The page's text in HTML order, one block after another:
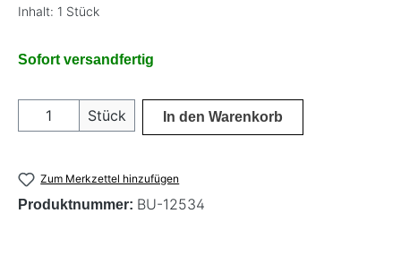
Inhalt: 1 Stück
Sofort versandfertig
Produkt Anzahl: Gib den gewünschten
Stück In den Warenkorb
Zum Merkzettel hinzufügen
Produktnummer: BU-12534